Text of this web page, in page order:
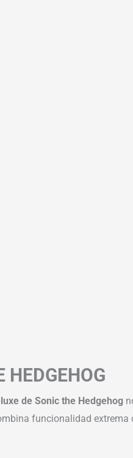
HEDGEHOG
de Sonic the Hedgehog
funcionalidad